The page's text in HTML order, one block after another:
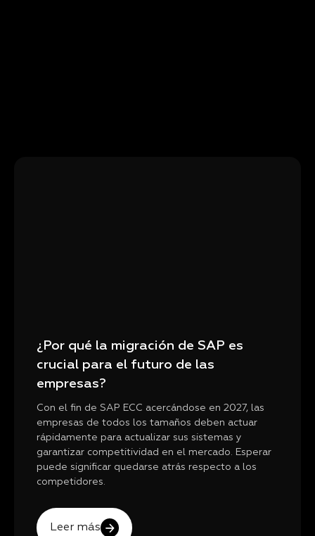
¿Por qué la migración de SAP es
crucial para el futuro de las
empresas?
Con el fin de SAP ECC acercándose en 2027, las
empresas de todos los tamaños deben actuar
rápidamente para actualizar sus sistemas y
garantizar competitividad en el mercado. Esperar
puede significar quedarse atrás respecto a los
competidores.
Leer más